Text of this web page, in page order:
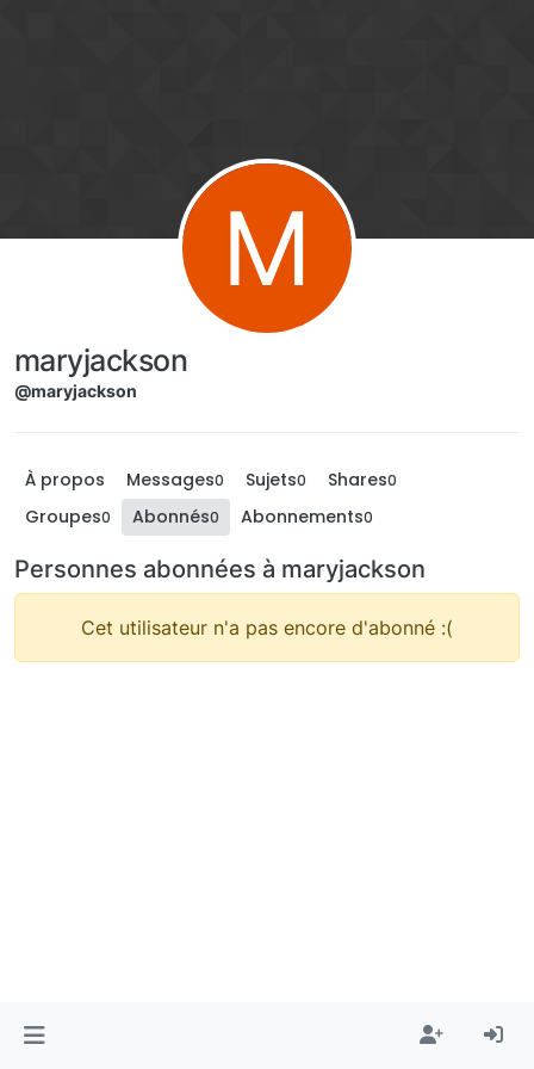
M
maryjackson
@maryjackson
À propos Messages0 Sujets0 Shares0
Groupes0 Abonnés0 Abonnements0
Personnes abonnées à maryjackson
Cet utilisateur n'a pas encore d'abonné :(